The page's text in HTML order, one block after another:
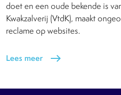
doet en een oude bekende is
Kwakzalverij (VtdK), maakt
reclame op websites.
Lees meer east